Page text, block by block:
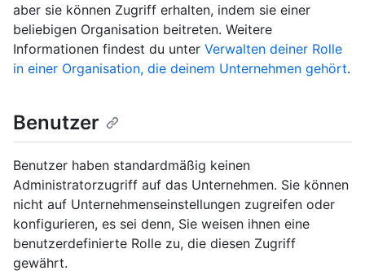
aber sie können Zugriff erhalten, indem sie einer
beliebigen Organisation beitreten. Weitere
Informationen findest du unter Verwalten deiner Rolle
in einer Organisation, die deinem Unternehmen gehört.
Benutzer
Benutzer haben standardmäßig keinen
Administratorzugriff auf das Unternehmen. Sie können
nicht auf Unternehmenseinstellungen zugreifen oder
konfigurieren, es sei denn, Sie weisen ihnen eine
benutzerdefinierte Rolle zu, die diesen Zugriff
gewährt.